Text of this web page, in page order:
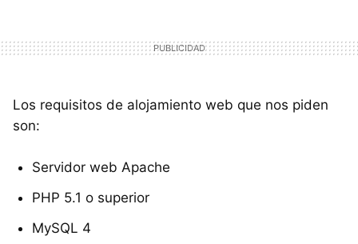
Los requisitos de alojamiento web que nos piden
son:
Servidor web Apache
PHP 5.1 o superior
MySQL 4